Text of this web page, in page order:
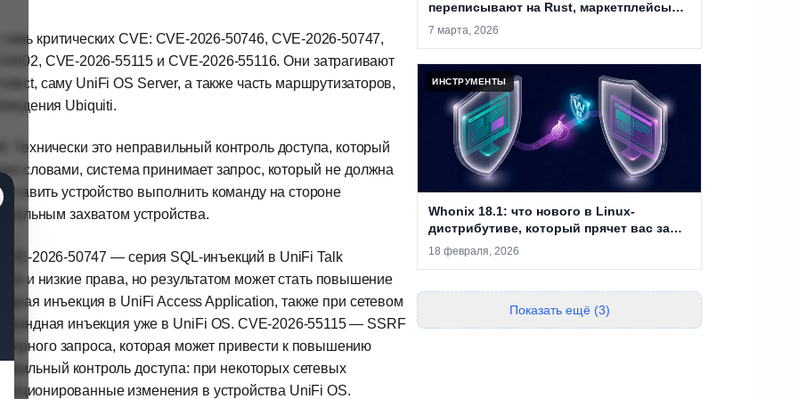
критических CVE: CVE-2026-50746, CVE-2026-50747,
CVE-2026-55115 и CVE-2026-55116. Они затрагивают
саму UniFi OS Server, а также часть маршрутизаторов,
Ubiquiti.
это неправильный контроль доступа, который
словами, система принимает запрос, который не должна
устройство выполнить команду на стороне
захватом устройства.
2026-50747 — серия SQL-инъекций в UniFi Talk
и низкие права, но результатом может стать повышение
инъекция в UniFi Access Application, также при сетевом
инъекция уже в UniFi OS. CVE-2026-55115 — SSRF
запроса, которая может привести к повышению
контроль доступа: при некоторых сетевых
изменения в устройства UniFi OS.
переписывают на Rust, маркетплейсы
закрывают, а анонимность уже не
7 марта, 2026
ИНСТРУМЕНТЫ
Whonix 18.1: что нового в Linux-
дистрибутиве, который прячет вас за
двумя виртуальными машинами
18 февраля, 2026
Показать ещё (3)